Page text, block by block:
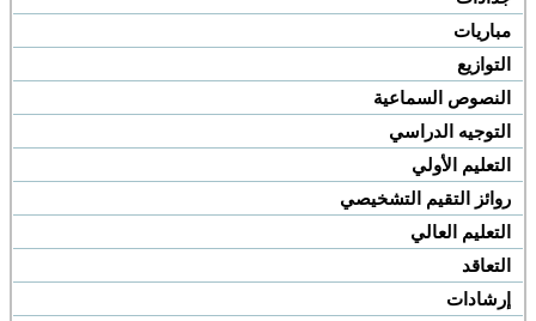
مباريات
التوازيع
النصوص السماعية
التوجيه الدراسي
التعليم الأولي
روائز التقيم التشخيصي
التعليم العالي
التعاقد
إرشادات